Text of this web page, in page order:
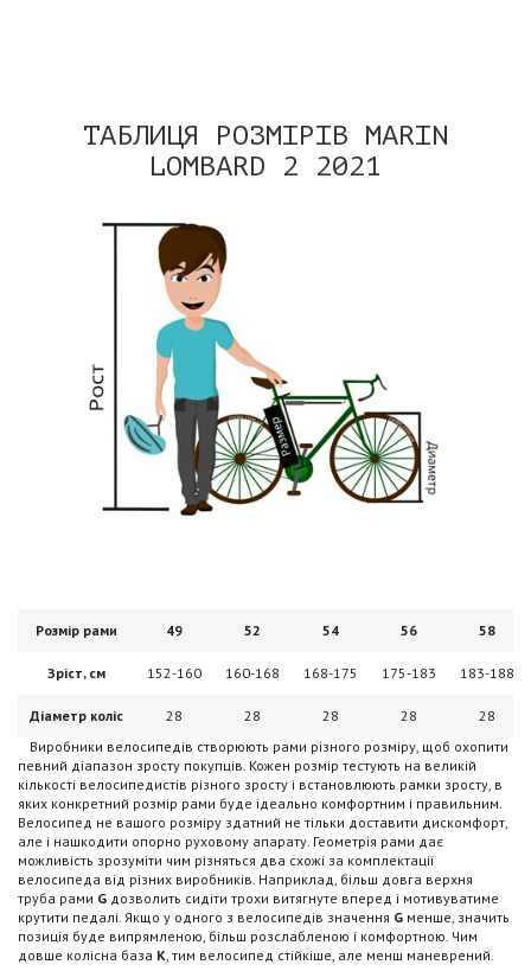
ТАБЛИЦЯ РОЗМІРІВ MARIN
LOMBARD 2 2021
Розмір рами 49 52 54 56 58
Зріст, см 152-160 160-168 168-175 175-183 183-188
Діаметр коліс 28 28 28 28
28
Виробники велосипедів створюють рами різного розміру, щоб охопити
певний діапазон зросту покупців. Кожен розмір тестують на великій
кількості велосипедистів різного зросту і встановлюють рамки зросту, в
яких конкретний розмір рами буде ідеально комфортним і правильним.
Велосипед не вашого розміру здатний не тільки доставити дискомфорт,
але і нашкодити опорно руховому апарату. Геометрія рами дає
можливість зрозуміти чим різняться два схожі за комплектації
велосипеда від різних виробників. Наприклад, більш довга верхня
труба рами G дозволить сидіти трохи витягнуте вперед і мотивуватиме
крутити педалі. Якщо у одного з велосипедів значення G менше, значить
позиція буде випрямленою, більш розслабленою і комфортною. Чим
довше колісна база K , тим велосипед стійкіше, але менш маневрений.